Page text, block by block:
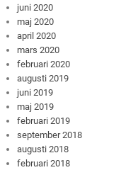
juni 2020
maj 2020
april 2020
mars 2020
februari 2020
augusti 2019
juni 2019
maj 2019
februari 2019
september 2018
augusti 2018
februari 2018